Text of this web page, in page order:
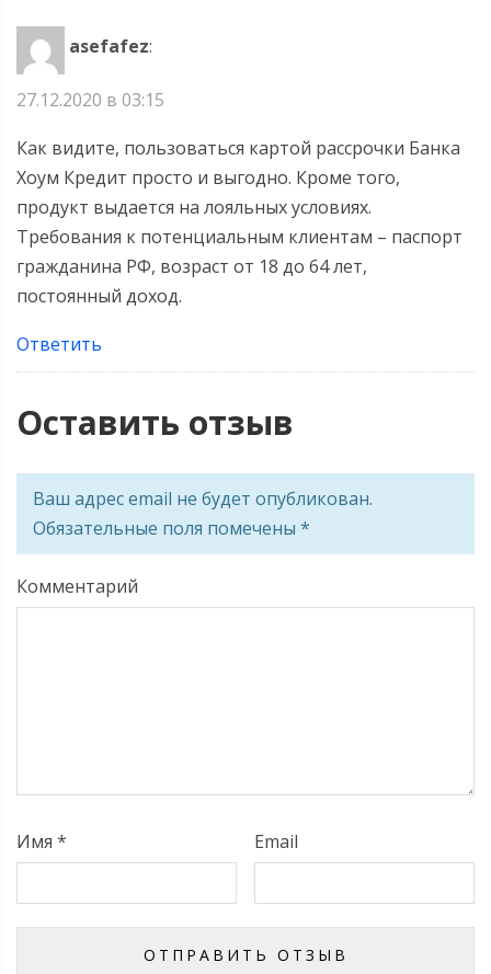
asefafez:
27.12.2020 в 03:15
Как видите, пользоваться картой рассрочки Банка
Хоум Кредит просто и выгодно. Кроме того,
продукт выдается на лояльных условиях.
Требования к потенциальным клиентам – паспорт
гражданина РФ, возраст от 18 до 64 лет,
постоянный доход.
Ответить
Оставить отзыв
Ваш адрес email не будет опубликован.
Обязательные поля помечены *
Комментарий
Имя * Email